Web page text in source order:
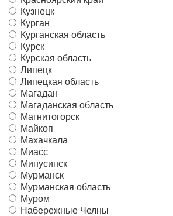
Кузнецк
Курган
Курганская область
Курск
Курская область
Липецк
Липецкая область
Магадан
Магаданская область
Магнитогорск
Майкоп
Махачкала
Миасс
Минусинск
Мурманск
Мурманская область
Муром
Набережные Челны